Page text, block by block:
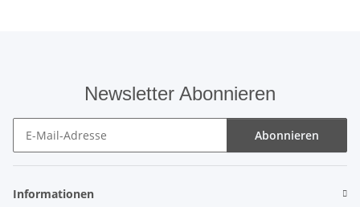
Newsletter Abonnieren
Abonnieren
Informationen